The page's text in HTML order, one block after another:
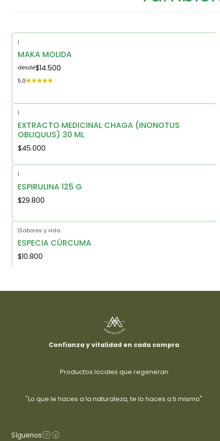
|
MAKA MOLIDA
desde$14.500
5.0
|
EXTRACTO MEDICINAL CHAGA (INONOTUS
OBLIQUUS) 30 ML
$45.000
|
ESPIRULINA 125 G
$29.800
|Sabores y vida
ESPECIA CÚRCUMA
$10.800
Confianza y vitalidad en cada compra
Productos locales que regeneran
"Lo que le haces a la naturaleza, te lo haces a ti mismo"
Síguenos